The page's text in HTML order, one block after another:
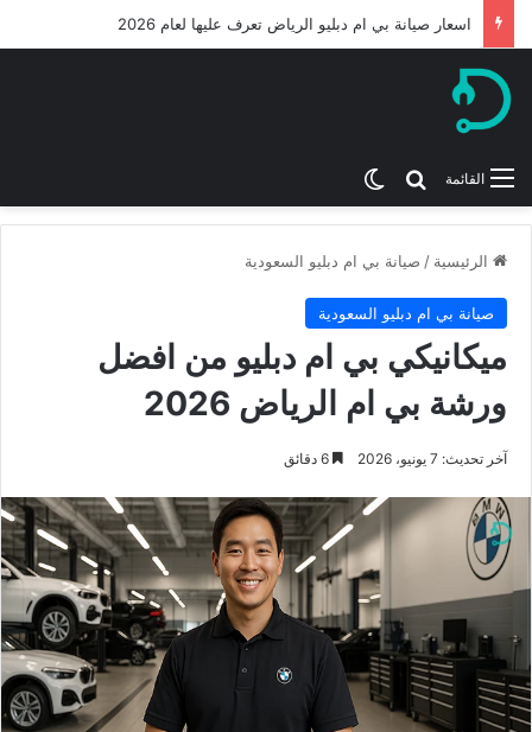
ميكانيكي بي ام دبليو من افضل ورشة بي ام الرياض 2026
القائمة بحث عن
الرئيسية / صيانة بي ام دبليو السعودية
صيانة بي ام دبليو السعودية
ميكانيكي بي ام دبليو من افضل
ورشة بي ام الرياض 2026
آخر تحديث: 7 يونيو، 2026